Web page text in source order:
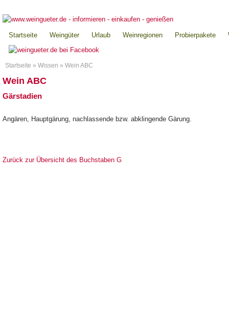
Startseite Weingüter Urlaub Weinregionen Probierpakete
Startseite » Wissen » Wein ABC
Wein ABC
Gärstadien
Angären, Hauptgärung, nachlassende bzw. abklingende Gärung.
Zurück zur Übersicht des Buchstaben G